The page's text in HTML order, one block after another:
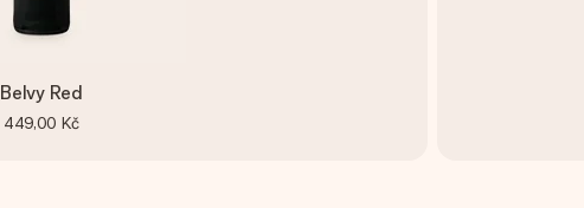
Belvy Red
449,00 Kč